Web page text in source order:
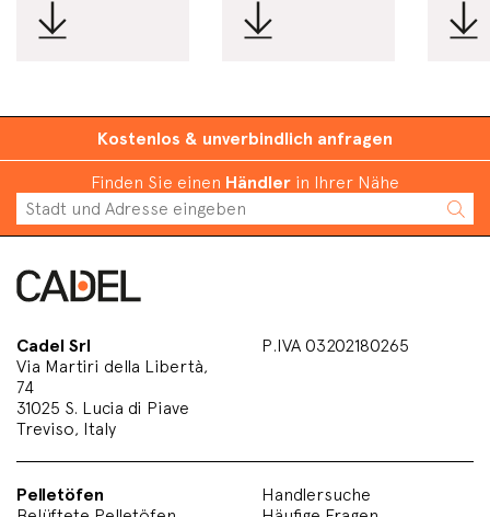
Kostenlos & unverbindlich anfragen
Finden Sie einen Händler in Ihrer Nähe
Cadel Srl
Via Martiri della Libertà,
74
31025 S. Lucia di Piave
Treviso, Italy
P.IVA 03202180265
Pelletöfen
Handlersuche